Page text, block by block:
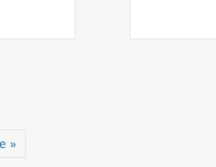
de Aankondiging
»